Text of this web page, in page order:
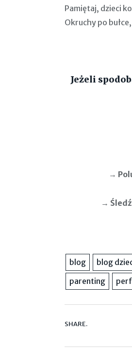
Pamiętaj, dzieci
Okruchy po
Jeżeli
→
→
blog blog
parenting
SHARE.